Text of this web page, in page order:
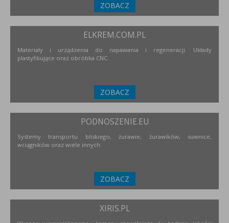
ZOBACZ
ELKREM.COM.PL
Materiały i urządzenia do napawania i regeneracji. Układy
plastyfikujące oraz obróbka CNC.
ZOBACZ
PODNOSZENIE.EU
Systemy transportu bliskiego, żurawie, żurawików, suwnice,
wciągników oraz wiele innych.
ZOBACZ
XIRIS.PL